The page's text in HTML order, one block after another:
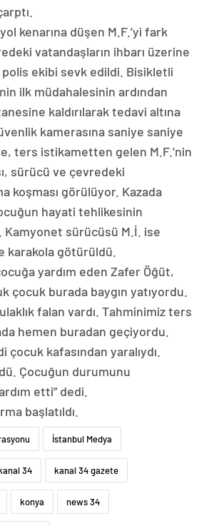
kenarına düşen M.F.’yi fark
vatandaşların ihbarı üzerine
polis ekibi sevk edildi. Bisikletli
ilk müdahalesinin ardından
kaldırılarak tedavi altına
kamerasına saniye saniye
ters istikametten gelen M.F.’nin
sürücü ve çevredeki
koşması görülüyor. Kazada
hayati tehlikesinin
sürücüsü M.İ. ise
karakola götürüldü.
yardım eden Zafer Öğüt,
çocuk burada baygın yatıyordu.
falan vardı. Tahminimiz ters
hemen buradan geçiyordu.
kafasından yaralıydı.
Çocuğun durumunu
etti” dedi.
başlatıldı.
İstanbul Medya
34 kanal 34 gazete
konya news 34